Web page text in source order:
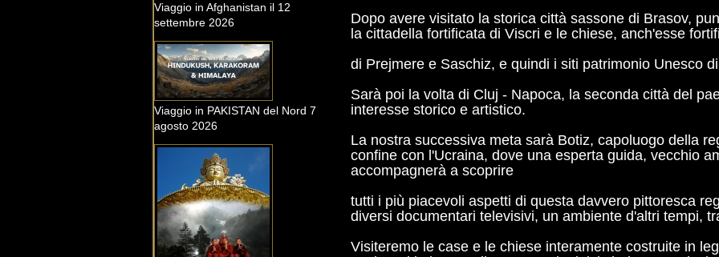
Dopo avere visitato la storica città sassone di Brasov,
la cittadella fortificata di Viscri e le chiese, anch'esse
di Prejmere e Saschiz, e quindi i siti patrimonio Unesco
Sarà poi la volta di Cluj - Napoca, la seconda città del
interesse storico e artistico.
La nostra successiva meta sarà Botiz, capoluogo della
confine con l'Ucraina, dove una esperta guida, vecchio
accompagnerà a scoprire
tutti i più piacevoli aspetti di questa davvero pittoresca
diversi documentari televisivi, un ambiente d'altri tempi,
Visiteremo le case e le chiese interamente costruite in
Viaggio in Afghanistan il 12
settembre 2026
Viaggio in PAKISTAN del Nord 7
agosto 2026